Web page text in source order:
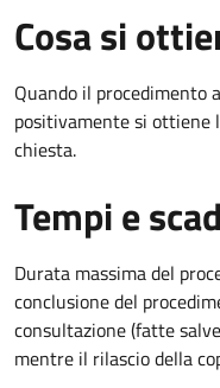
Cosa si
Quando il procedimento
positivamente si ottiene
chiesta.
Tempi e
Durata massima del
conclusione del
consultazione (fatte
mentre il rilascio della